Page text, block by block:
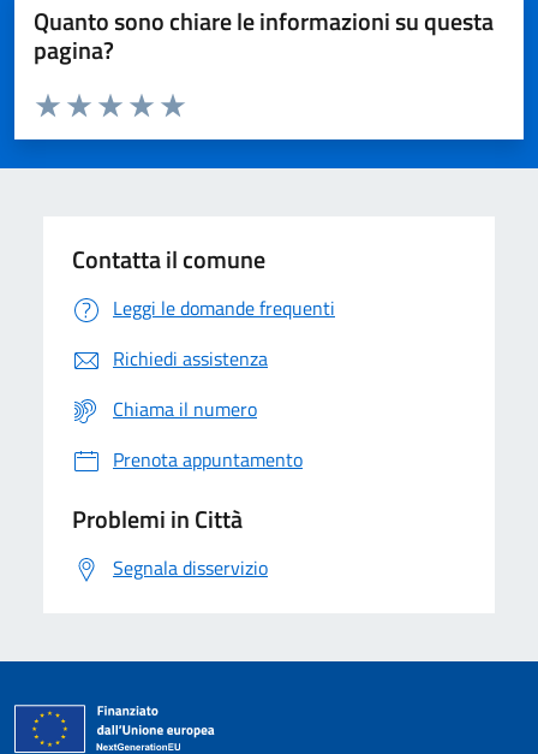
Quanto sono chiare le informazioni su questa
pagina?
Domanda
Valuta da 1 a 5 stelle la pagina
Valuta 5 stelle su 5
Valuta 4 stelle su 5
Valuta 3 stelle su 5
Valuta 2 stelle su 5
Valuta 1 stelle su 5
Contatta il comune
Leggi le domande frequenti
Richiedi assistenza
Chiama il numero
Prenota appuntamento
Problemi in Città
Segnala disservizio